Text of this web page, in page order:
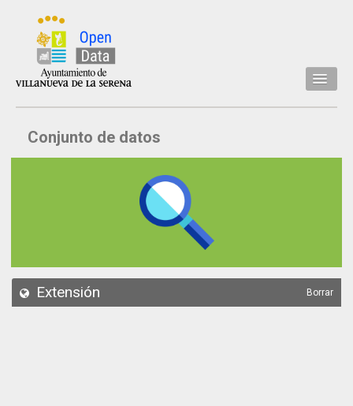
Inicio
Datos
API
Conjunto de datos
Extensión Borrar